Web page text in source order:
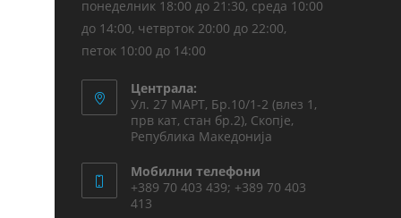
понеделник 18:00 до 21:30, среда 10:00
до 14:00, четврток 20:00 до 22:00,
петок 10:00 до 14:00
Централа:
Ул. 27 МАРТ, Бр.10/1-2 (влез 1,
прв кат, стан бр.2), Скопје,
Република Македонија
Мобилни телефони
+389 70 403 439; +389 70 403
413